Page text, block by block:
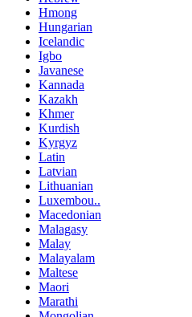
Hmong
Hungarian
Icelandic
Igbo
Javanese
Kannada
Kazakh
Khmer
Kurdish
Kyrgyz
Latin
Latvian
Lithuanian
Luxembou..
Macedonian
Malagasy
Malay
Malayalam
Maltese
Maori
Marathi